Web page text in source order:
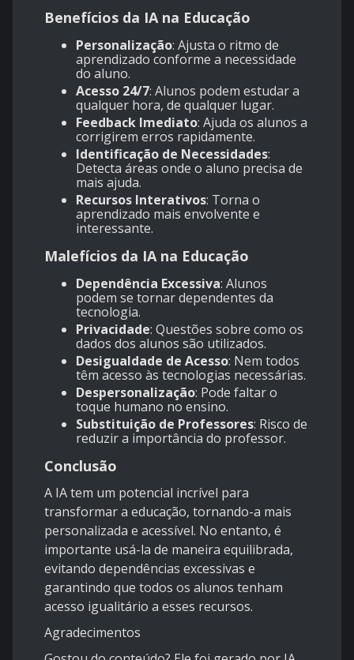
Benefícios da IA na Educação
Personalização: Ajusta o ritmo de
aprendizado conforme a necessidade
do aluno.
Acesso 24/7: Alunos podem estudar a
qualquer hora, de qualquer lugar.
Feedback Imediato: Ajuda os alunos a
corrigirem erros rapidamente.
Identificação de Necessidades:
Detecta áreas onde o aluno precisa de
mais ajuda.
Recursos Interativos: Torna o
aprendizado mais envolvente e
interessante.
Malefícios da IA na Educação
Dependência Excessiva: Alunos
podem se tornar dependentes da
tecnologia.
Privacidade: Questões sobre como os
dados dos alunos são utilizados.
Desigualdade de Acesso: Nem todos
têm acesso às tecnologias necessárias.
Despersonalização: Pode faltar o
toque humano no ensino.
Substituição de Professores: Risco de
reduzir a importância do professor.
Conclusão
A IA tem um potencial incrível para
transformar a educação, tornando-a mais
personalizada e acessível. No entanto, é
importante usá-la de maneira equilibrada,
evitando dependências excessivas e
garantindo que todos os alunos tenham
acesso igualitário a esses recursos.
Agradecimentos